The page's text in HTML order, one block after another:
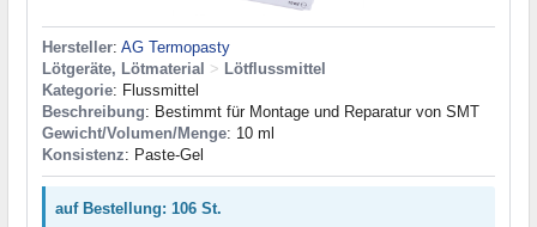
Hersteller: AG Termopasty
Lötgeräte, Lötmaterial > Lötflussmittel
Kategorie: Flussmittel
Beschreibung: Bestimmt für Montage und Reparatur von SMT
Gewicht/Volumen/Menge: 10 ml
Konsistenz: Paste-Gel
auf Bestellung: 106 St.